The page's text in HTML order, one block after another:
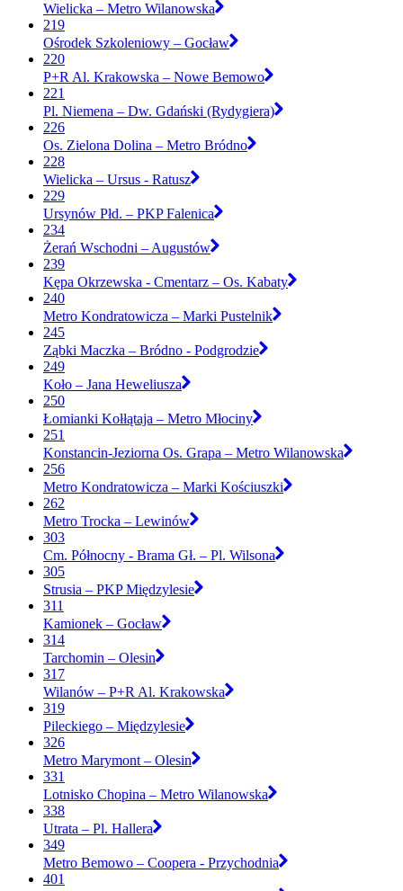
Wielicka – Metro Wilanowska
219
Ośrodek Szkoleniowy – Gocław
220
P+R Al. Krakowska – Nowe Bemowo
221
Pl. Niemena – Dw. Gdański (Rydygiera)
226
Os. Zielona Dolina – Metro Bródno
228
Wielicka – Ursus - Ratusz
229
Ursynów Płd. – PKP Falenica
234
Żerań Wschodni – Augustów
239
Kępa Okrzewska - Cmentarz – Os. Kabaty
240
Metro Kondratowicza – Marki Pustelnik
245
Ząbki Maczka – Bródno - Podgrodzie
249
Koło – Jana Heweliusza
250
Łomianki Kołłątaja – Metro Młociny
251
Konstancin-Jeziorna Os. Grapa – Metro Wilanowska
256
Metro Kondratowicza – Marki Kościuszki
262
Metro Trocka – Lewinów
303
Cm. Północny - Brama Gł. – Pl. Wilsona
305
Strusia – PKP Międzylesie
311
Kamionek – Gocław
314
Tarchomin – Olesin
317
Wilanów – P+R Al. Krakowska
319
Pileckiego – Międzylesie
326
Metro Marymont – Olesin
331
Lotnisko Chopina – Metro Wilanowska
338
Utrata – Pl. Hallera
349
Metro Bemowo – Coopera - Przychodnia
401